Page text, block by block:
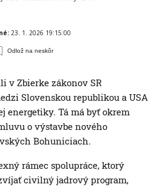
23. 1. 2026 19:15:00
Odlož na neskôr
v Zbierke zákonov SR
Slovenskou republikou a USA
energetiky. Tá má byť okrem
o výstavbe nového
Bohuniciach.
rámec spolupráce, ktorý
civilný jadrový program,